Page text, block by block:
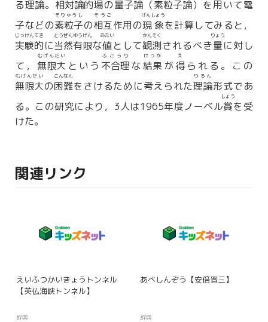
る理論。 相対論的場の量子論 （素粒子論）を用いて電
子などの素粒子
そりゅうし
の相互
そうご
作用の現象
げんしょう
を計算してみると，
実験的
じっけんてき
に当然有限
とうぜんゆうげん
な値
あたい
として観測
かんそく
されるべき量
りょう
に対し
て， 無限大
むげんだい
という 不合理
ふごうり
な結果
けっか
が 得
え
られる。この
無限大
むげんだい
の困難
こんなん
をさけるために考えられた理論
りろん
形式であ
る。この研究により，3人は1965年度ノーベル賞
しょう
を受
けた。
関連リンク
えいふつかいきょうトンネル
【英仏海峡トンネル】
辞典
あべしんぞう【安倍晋三】
辞典